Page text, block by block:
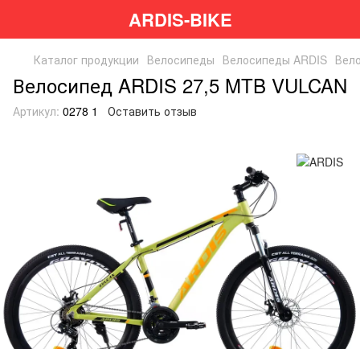
ARDIS-BIKE
Каталог продукции Велосипеды Велосипеды ARDIS
Велосипед ARDIS 27,5 MTB VULCAN
Артикул: 0278 1 Оставить отзыв